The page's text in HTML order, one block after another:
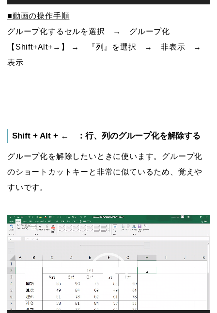
■動画の操作手順
グループ化するセルを選択 → グループ化
【Shift+Alt+→】 → 『列』を選択 → 非表示 →
表示
Shift + Alt + ← ：行、列のグループ化を解除する
グループ化を解除したいときに使います。グループ化
のショートカットキーと非常に似ているため、覚えや
すいです。
動
画
プ
レ
ー
ヤ
ー